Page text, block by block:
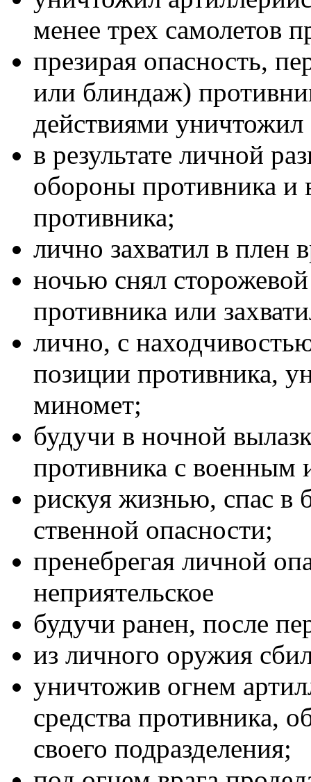
менее трех самолетов
презирая опасность,
или блиндаж)
действиями уничтожил
в результате личной
обороны противника и
противника;
лично захватил в плен
ночью снял
противника или
лично, с
позиции противника,
миномет;
будучи в ночной
противника с военным
рискуя жизнью, спас в
ственной опасности;
пренебрегая личной
неприятельское
будучи ранен, после
из личного оружия
уничтожив огнем
средства противника,
своего подразделения;